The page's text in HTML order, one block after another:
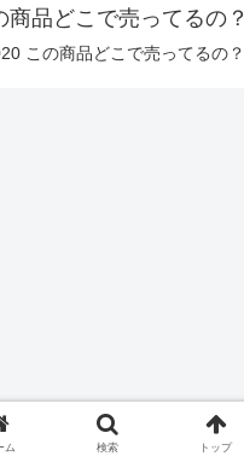
商品どこで売ってるの？
この商品どこで売ってるの？.
ム 検索 トップ